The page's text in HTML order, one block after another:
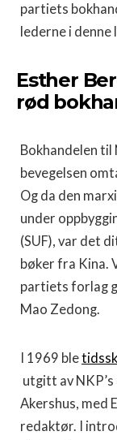
partiets
lederne i denne
Esther
rød
Bokhandelen til
bevegelsen
Og da den
under
(SUF), var det
bøker fra Kina.
partiets forlag
Mao Zedong.
I 1969 ble
utgitt av
Akershus, med
redaktør. I